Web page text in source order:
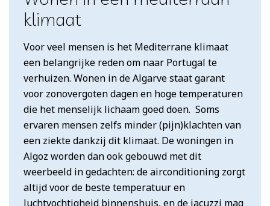
klimaat
Voor veel mensen is het Mediterrane klimaat
een belangrijke reden om naar Portugal te
verhuizen. Wonen in de Algarve staat garant
voor zonovergoten dagen en hoge temperaturen
die het menselijk lichaam goed doen. Soms
ervaren mensen zelfs minder (pijn)klachten van
een ziekte dankzij dit klimaat. De woningen in
Algoz worden dan ook gebouwd met dit
weerbeeld in gedachten: de airconditioning zorgt
altijd voor de beste temperatuur en
luchtvochtigheid binnenshuis, en de jacuzzi mag